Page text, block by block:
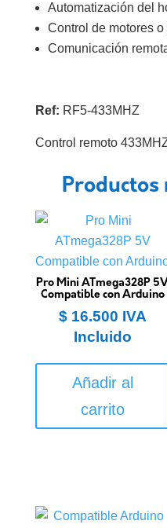
Automatización del
Control de motores
Comunicación
Ref: RF5-433MHZ
Control remoto
Productos
Pro Mini ATmega328P 5V
Compatible con Arduino
$16.500 IVA
Incluido
Añadir al
carrito